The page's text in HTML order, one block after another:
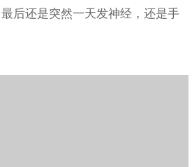
后还是突然一天发神经，还是手